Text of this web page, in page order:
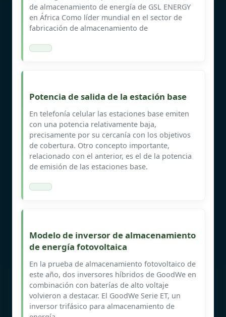
de almacenamiento de energía de GSL ENERGY
en África Como líder mundial en el sector de
fabricación de almacenamiento de
Potencia de salida de la estación base
En telefonía celular las estaciones base emiten
con una potencia relativamente baja,
precisamente por su cercanía con los objetivos
de cobertura. Otro concepto importante,
relacionado con el anterior, es el de la potencia
de emisión de las estaciones base.
Modelo de inversor de almacenamiento
de energía fotovoltaica
En la prueba de almacenamiento fotovoltaico de
este año, dos inversores híbridos de GoodWe en
combinación con baterías de alto voltaje
volvieron a destacar. El GoodWe Serie ET, un
inversor trifásico para almacenamiento de